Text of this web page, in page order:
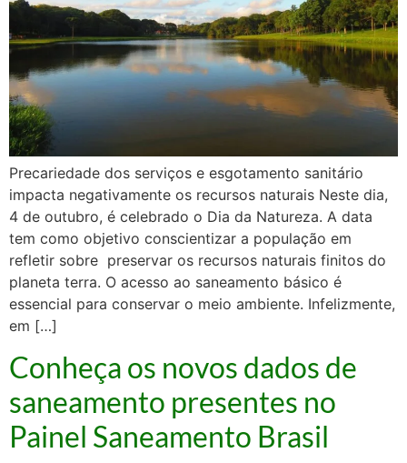
Precariedade dos serviços e esgotamento sanitário
impacta negativamente os recursos naturais Neste dia,
4 de outubro, é celebrado o Dia da Natureza. A data
tem como objetivo conscientizar a população em
refletir sobre preservar os recursos naturais finitos do
planeta terra. O acesso ao saneamento básico é
essencial para conservar o meio ambiente. Infelizmente,
em […]
Conheça os novos dados de
saneamento presentes no
Painel Saneamento Brasil